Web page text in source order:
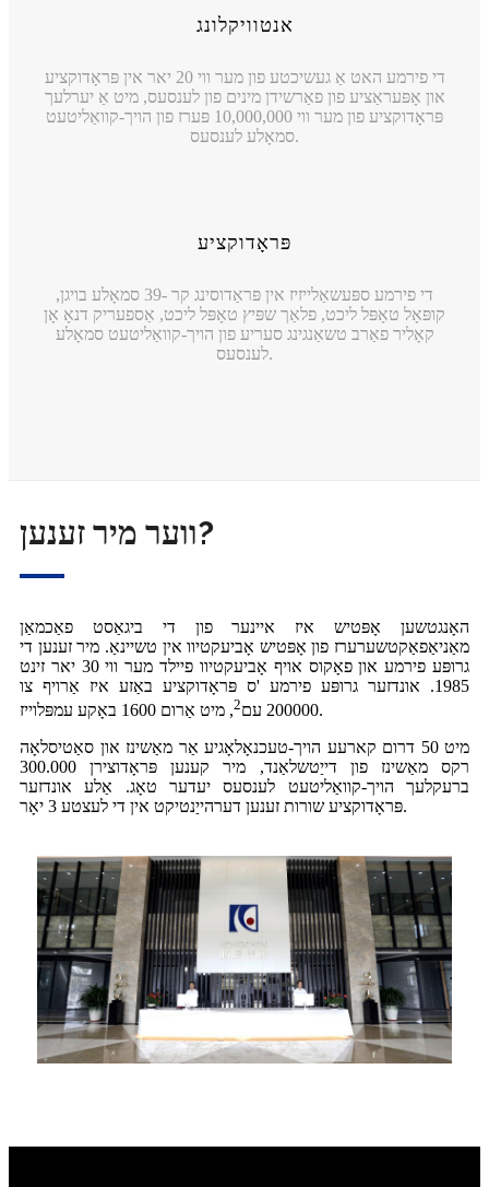
אנטוויקלונג
די פירמע האט אַ געשיכטע פון ​​מער ווי 20 יאר אין פּראָדוקציע
און אָפּעראַציע פון ​​פאַרשידן מינים פון לענסעס, מיט אַ יערלעך
פּראָדוקציע פון ​​מער ווי 10,000,000 פּערז פון הויך-קוואַליטעט
סמאָלע לענסעס.
פּראָדוקציע
די פירמע ספּעשאַלייזיז אין פּראַדוסינג קר -39 סמאָלע בויגן,
קופּאָל טאָפּל ליכט, פלאַך שפּיץ טאָפּל ליכט, אַספעריק דנאָ אָן
קאָליר פאַרב טשאַנגינג סעריע פון ​​הויך-קוואַליטעט סמאָלע
לענסעס.
ווער מיר זענען?
האָנגטשען אָפּטיש איז איינער פון די ביגאַסט פאַכמאַן
מאַניאַפאַקטשערערז פון אָפּטיש אָביעקטיוו אין טשיינאַ. מיר זענען די
גרופּע פירמע און פאָקוס אויף אָביעקטיוו פיילד מער ווי 30 יאר זינט
1985. אונדזער גרופּע פירמע 'ס פּראָדוקציע באַזע איז אַרויף צו
200000 עם
2
, מיט אַרום 1600 באָקע עמפּלוייז.
מיט 50 דרום קארעע הויך-טעכנאָלאָגיע אַר מאַשינז און סאַטיסלאָה
רקס מאַשינז פון דייַטשלאַנד, מיר קענען פּראָדוצירן 300.000
ברעקלעך הויך-קוואַליטעט לענסעס יעדער טאָג. אַלע אונדזער
פּראָדוקציע שורות זענען דערהייַנטיקט אין די לעצטע 3 יאָר.